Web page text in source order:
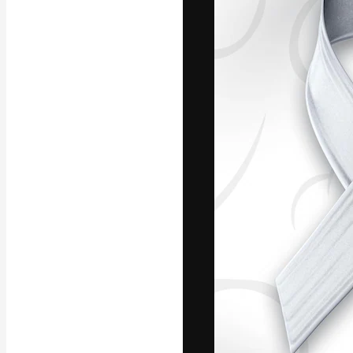
La plataforma
trabajo. Más
entre
estudios.
Español
Copyright © 2010-